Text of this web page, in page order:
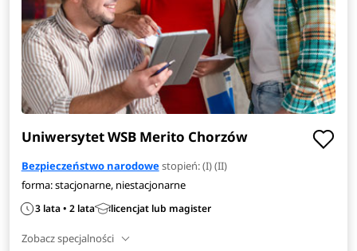
Uniwersytet WSB Merito Chorzów
Bezpieczeństwo narodowestopień: (I) (II)
forma: stacjonarne, niestacjonarne
3 lata • 2 lata licencjat lub magister
Zobacz specjalności